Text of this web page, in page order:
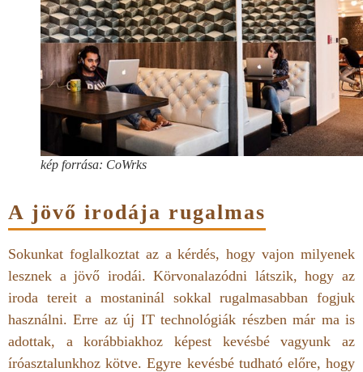
kép forrása: CoWrks
A jövő irodája rugalmas
Sokunkat foglalkoztat az a kérdés, hogy vajon milyenek
lesznek a jövő irodái. Körvonalazódni látszik, hogy az
iroda tereit a mostaninál sokkal rugalmasabban fogjuk
használni. Erre az új IT technológiák részben már ma is
adottak, a korábbiakhoz képest kevésbé vagyunk az
íróasztalunkhoz kötve. Egyre kevésbé tudható előre, hogy